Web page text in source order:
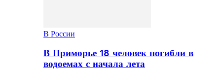
В России
В Приморье 18 человек погибли в
водоемах с начала лета